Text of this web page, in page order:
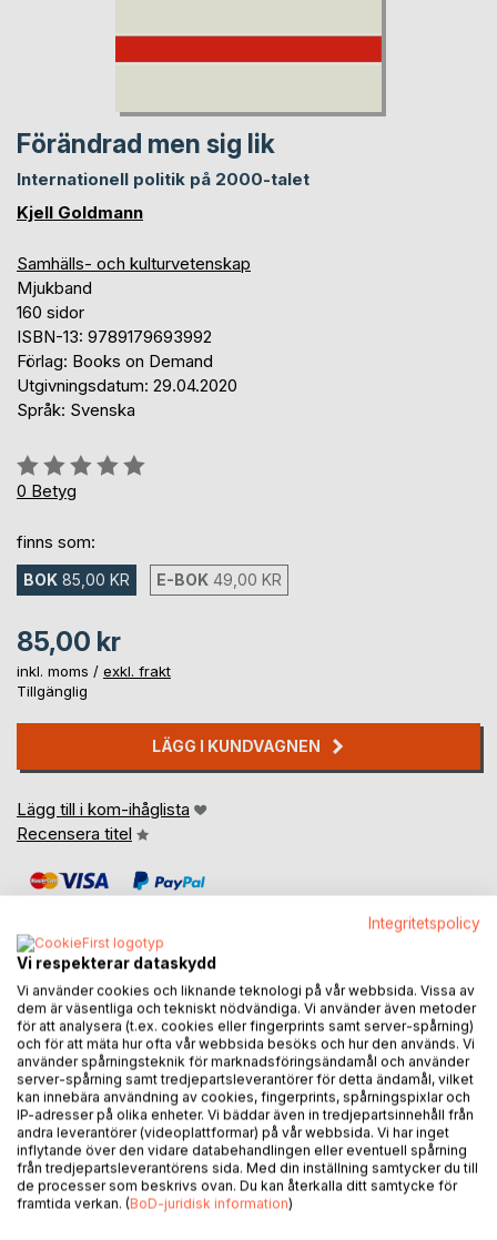
Förändrad men sig lik
Internationell politik på 2000-talet
Kjell Goldmann
Samhälls- och kulturvetenskap
Mjukband
160 sidor
ISBN-13: 9789179693992
Förlag: Books on Demand
Utgivningsdatum: 29.04.2020
Språk: Svenska
Betyg::
0%
0 Betyg
finns som:
BOK 85,00 KR E-BOK 49,00 KR
85,00 kr
inkl. moms / exkl. frakt
Tillgänglig
LÄGG I KUNDVAGNEN
Lägg till i kom-ihåglista
Recensera titel
BESKRIVNING
Vad förändras och vad är sig likt?
• stormakterna?
• självbestämmanderätten?
• FN?
• väljarna?
• mångkulturen?
• internationalismen?
Integritetspolicy
Vi respekterar dataskydd
Vi använder cookies och liknande teknologi på vår webbsida. Vissa av
dem är väsentliga och tekniskt nödvändiga. Vi använder även metoder
för att analysera (t.ex. cookies eller fingerprints samt server-spårning)
och för att mäta hur ofta vår webbsida besöks och hur den används. Vi
använder spårningsteknik för marknadsföringsändamål och använder
server-spårning samt tredjepartsleverantörer för detta ändamål, vilket
kan innebära användning av cookies, fingerprints, spårningspixlar och
IP-adresser på olika enheter. Vi bäddar även in tredjepartsinnehåll från
andra leverantörer (videoplattformar) på vår webbsida. Vi har inget
inflytande över den vidare databehandlingen eller eventuell spårning
från tredjepartsleverantörens sida. Med din inställning samtycker du till
de processer som beskrivs ovan. Du kan återkalla ditt samtycke för
framtida verkan. (BoD-juridisk information)